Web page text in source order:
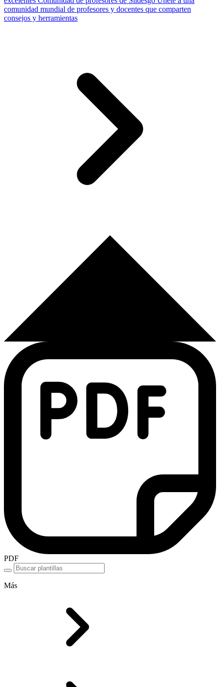
comunidad mundial de profesores y docentes que comparten
consejos y herramientas
PDF
Más